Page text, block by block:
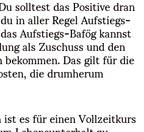
in aller Regel Aufstiegs-
Aufstiegs-Bafög kannst
als Zuschuss und den
Das gilt für die
die drumherum
es für einen Vollzeitkurs